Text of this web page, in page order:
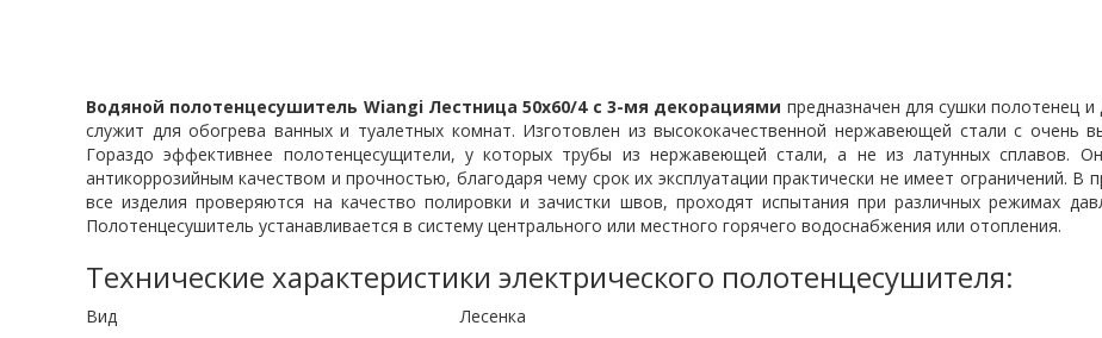
Водяной полотенцесушитель Wiangi Лестница 50х60/4 с 3-мя декорациями предназначен для сушки полотенец
служит для обогрева ванных и туалетных комнат. Изготовлен из высококачественной нержавеющей стали с очень
Гораздо эффективнее полотенцесущители, у которых трубы из нержавеющей стали, а не из латунных сплавов.
антикоррозийным качеством и прочностью, благодаря чему срок их эксплуатации практически не имеет ограничений. В
все изделия проверяются на качество полировки и зачистки швов, проходят испытания при различных режимах
Полотенцесушитель устанавливается в систему центрального или местного горячего водоснабжения или отопления.
Технические характеристики электрического полотенцесушителя:
Вид Лесенка